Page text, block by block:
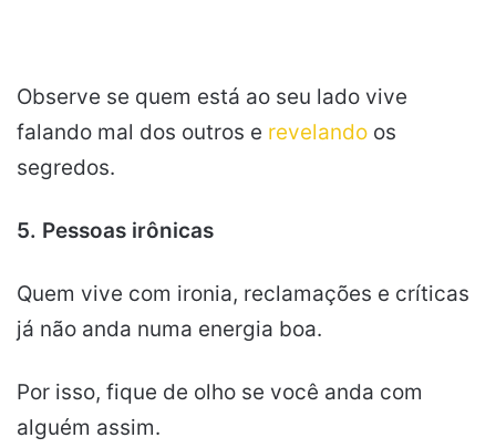
Observe se quem está ao seu lado vive
falando mal dos outros e revelando os
segredos.
5. Pessoas irônicas
Quem vive com ironia, reclamações e críticas
já não anda numa energia boa.
Por isso, fique de olho se você anda com
alguém assim.